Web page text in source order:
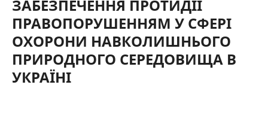
ЗАБЕЗПЕЧЕННЯ ПРОТИДІЇ
ПРАВОПОРУШЕННЯМ У СФЕРІ
ОХОРОНИ НАВКОЛИШНЬОГО
ПРИРОДНОГО СЕРЕДОВИЩА В
УКРАЇНІ